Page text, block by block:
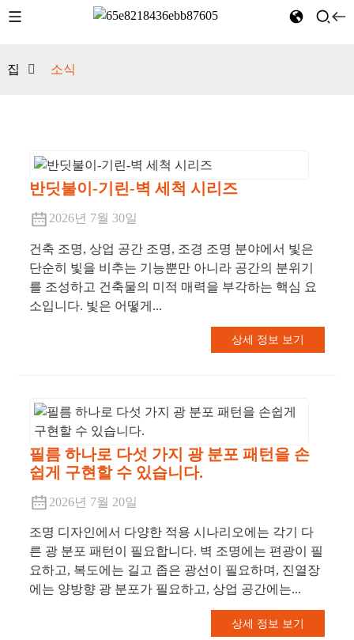
집 소식
반딧불이-기린-벽 세척 시리즈
2026년 7월 30일
건축 조명, 상업 공간 조명, 조경 조명 분야에서 빛은
단순히 빛을 비추는 기능뿐만 아니라 공간의 분위기
를 조성하고 건축물의 미적 매력을 부각하는 핵심 요
소입니다. 빛은 어떻게...
상세 정보 보기
필름 하나로 다섯 가지 광 분포 패턴을 손
쉽게 구현할 수 있습니다.
2026년 7월 20일
조명 디자인에서 다양한 적용 시나리오에는 각기 다
른 광 분포 패턴이 필요합니다. 벽 조명에는 편광이 필
요하고, 복도에는 길고 좁은 광선이 필요하며, 진열장
에는 양방향 광 분포가 필요하고, 상업 공간에는...
상세 정보 보기